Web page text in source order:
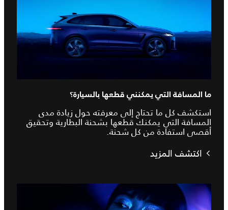
ما المسافة التي يمكنني قطعها بالسيارة؟
استكشف كل ما تحتاج إلى معرفته حول زيادة مدى
المسافة التي يمكنك قطعها بشحنة البطارية وتحقيق
أقصى استفادة من كل شحنة.
اكتشف المزيد